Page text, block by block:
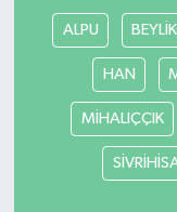
ALPU
HAN
MİHALIÇÇIK